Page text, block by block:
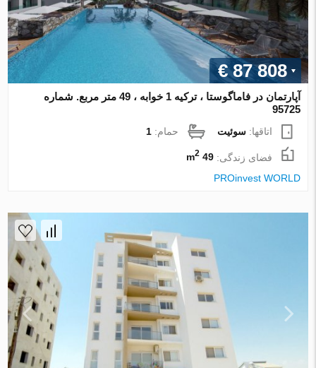
€ 87 808
آپارتمان در فاماگوستا ، ترکیه 1 خوابه ، 49 متر مربع. شماره
95725
اتاقها:سوئیت حمام:1
فضای زندگی:49 m
2
PROinvest WORLD